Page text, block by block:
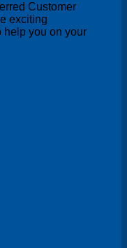
Customer
exciting
help you on your